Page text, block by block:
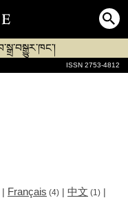
ISSN 2753-4812
| Français (4) | 中文 (1) |